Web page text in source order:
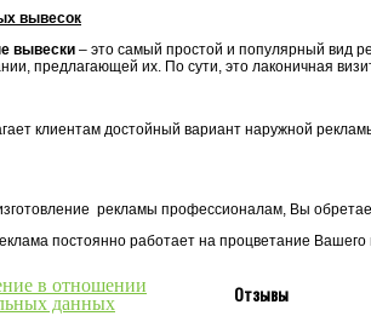
вывесок
вывески – это самый простой и популярный вид
предлагающей их. По сути, это лаконичная
клиентам достойный вариант наружной
рекламы профессионалам, Вы
постоянно работает на процветание
в отношении
данных
Отзывы